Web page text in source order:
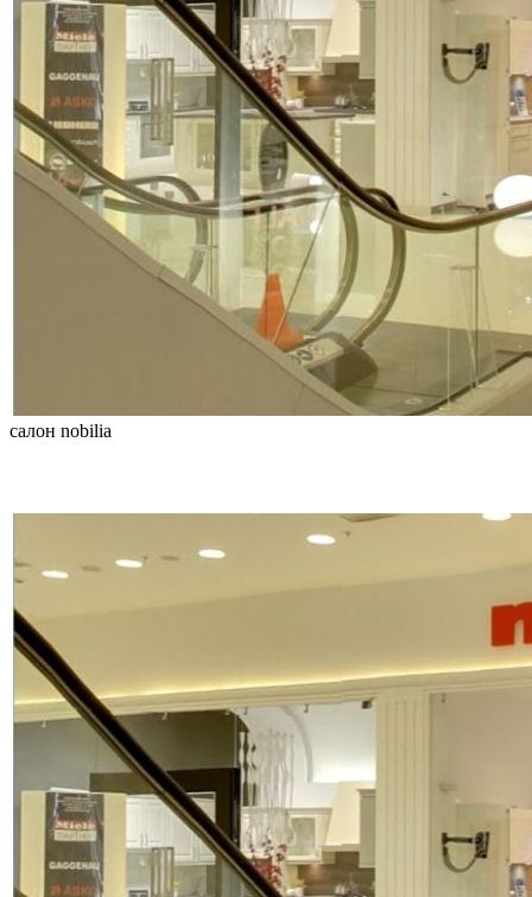
салон nobilia